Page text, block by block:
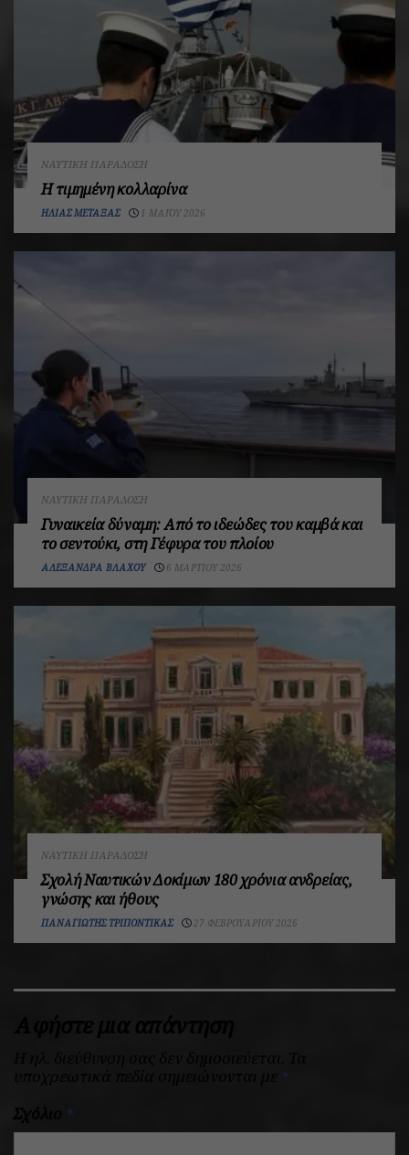
ΝΑΥΤΙΚΉ ΠΑΡΆΔΟΣΗ
Η τιμημένη κολλαρίνα
ΗΛΊΑΣ ΜΕΤΑΞΆΣ 1 ΜΑΪ́ΟΥ 2026
ΝΑΥΤΙΚΉ ΠΑΡΆΔΟΣΗ
Γυναικεία δύναμη: Από το ιδεώδες του καμβά και
το σεντούκι, στη Γέφυρα του πλοίου
ΑΛΕΞΆΝΔΡΑ ΒΛΆΧΟΥ 6 ΜΑΡΤΊΟΥ 2026
ΝΑΥΤΙΚΉ ΠΑΡΆΔΟΣΗ
Σχολή Ναυτικών Δοκίμων 180 χρόνια ανδρείας,
γνώσης και ήθους
ΠΑΝΑΓΙΏΤΗΣ ΤΡΙΠΌΝΤΙΚΑΣ 27 ΦΕΒΡΟΥΑΡΊΟΥ 2026
*
Σχόλιο *